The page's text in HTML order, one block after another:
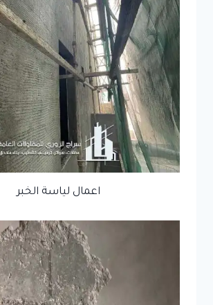
اعمال لياسة الخبر